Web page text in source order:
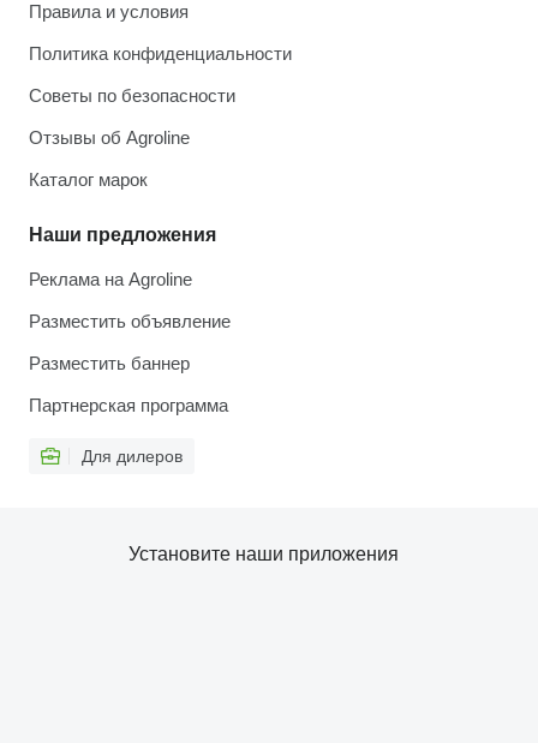
Правила и условия
Политика конфиденциальности
Советы по безопасности
Отзывы об Agroline
Каталог марок
Наши предложения
Реклама на Agroline
Разместить объявление
Разместить баннер
Партнерская программа
Для дилеров
Установите наши приложения